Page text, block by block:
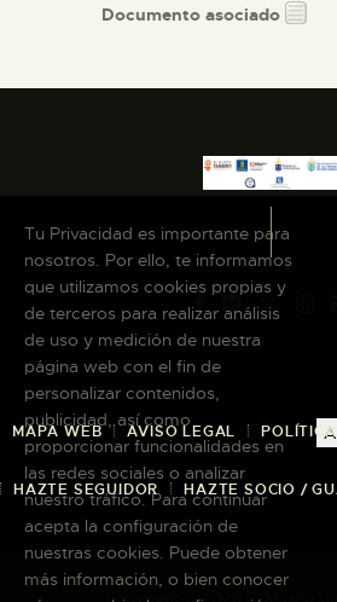
Documento asociado
MAPA WEB AVISO LEGAL
HAZTE SEGUIDOR HAZTE SOCIO /
Copyright © 2026 El Museo
Tu Privacidad es importante para
nosotros. Por ello, te informamos
que utilizamos cookies propias y
de terceros para realizar análisis
de uso y medición de nuestra
página web con el fin de
personalizar contenidos,
publicidad, así como
proporcionar funcionalidades en
las redes sociales o analizar
nuestro tráfico. Para continuar
acepta la configuración de
nuestras cookies. Puede obtener
más información, o bien conocer